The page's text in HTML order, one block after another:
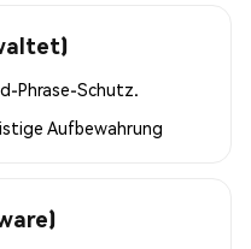
Phrase-Schutz.
Aufbewahrung